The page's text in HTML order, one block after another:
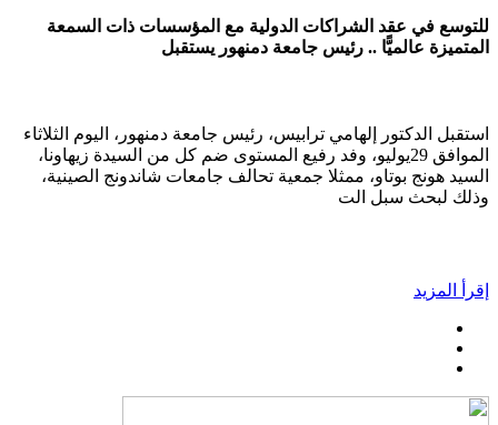
للتوسع في عقد الشراكات الدولية مع المؤسسات ذات السمعة
المتميزة عالميًّا .. رئيس جامعة دمنهور يستقبل
استقبل الدكتور إلهامي ترابيس، رئيس جامعة دمنهور، اليوم الثلاثاء
الموافق 29يوليو، وفد رفيع المستوى ضم كل من السيدة زيهاونا،
السيد هونج بوتاو، ممثلا جمعية تحالف جامعات شاندونج الصينية،
وذلك لبحث سبل الت
إقرأ المزيد